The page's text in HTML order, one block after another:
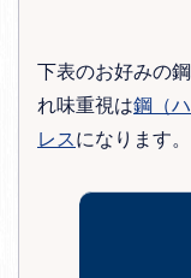
下表のお好みの
れ味重視は鋼（ハ
レスになります。